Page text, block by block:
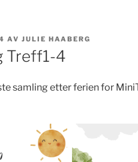
AV JULIE HAABERG
Treff1-4
samling etter ferien for